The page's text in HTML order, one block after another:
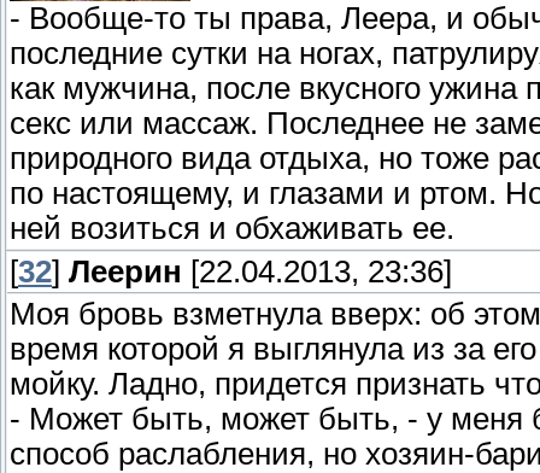
- Вообще-то ты права, Леера, и
последние сутки на ногах,
как мужчина, после вкусного
секс или массаж. Последнее не
природного вида отдыха, но тоже
по настоящему, и глазами и ртом.
ней возиться и обхаживать ее.
[32] Леерин [22.04.2013, 23:36]
Моя бровь взметнула вверх: об
время которой я выглянула из за
мойку. Ладно, придется признать
- Может быть, может быть, - у меня
способ раслабления, но хозяин-